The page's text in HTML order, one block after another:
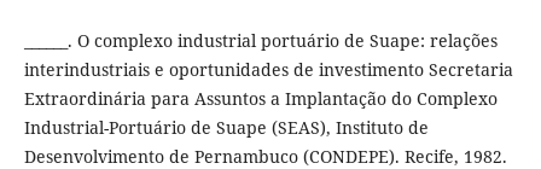
______. O complexo industrial portuário de Suape: relações
interindustriais e oportunidades de investimento Secretaria
Extraordinária para Assuntos a Implantação do Complexo
Industrial-Portuário de Suape (SEAS), Instituto de
Desenvolvimento de Pernambuco (CONDEPE). Recife, 1982.